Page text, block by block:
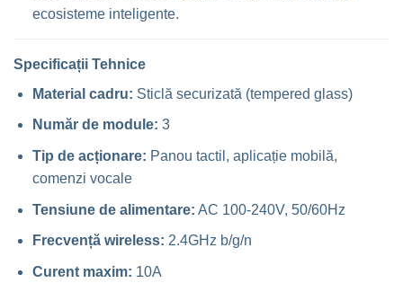
ecosisteme inteligente.
Specificații Tehnice
Material cadru: Sticlă securizată (tempered glass)
Număr de module: 3
Tip de acționare: Panou tactil, aplicație mobilă,
comenzi vocale
Tensiune de alimentare: AC 100-240V, 50/60Hz
Frecvență wireless: 2.4GHz b/g/n
Curent maxim: 10A